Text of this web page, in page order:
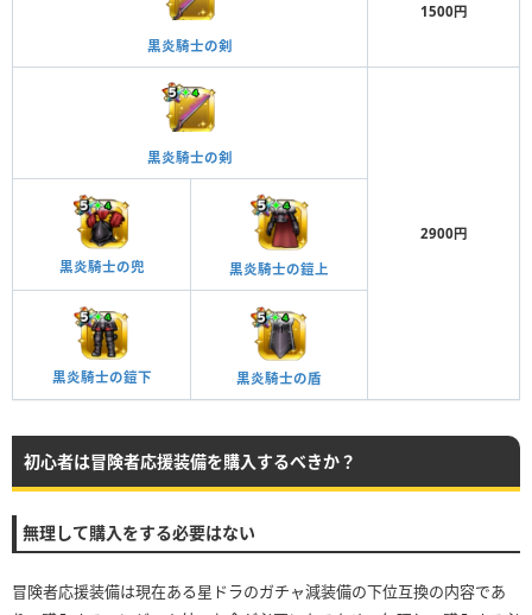
黒炎騎士の剣
1500円
黒炎騎士の剣
2900円
黒炎騎士の兜
黒炎騎士の鎧上
黒炎騎士の鎧下 黒炎騎士の盾
初心者は冒険者応援装備を購入するべきか？
無理して購入をする必要はない
冒険者応援装備は現在ある星ドラのガチャ減装備の下位互換の内容であ